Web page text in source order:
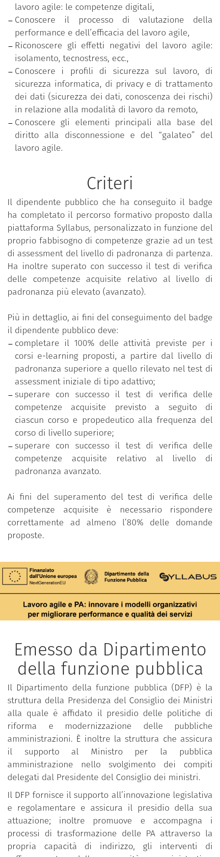
lavoro agile: le competenze digitali,
Conoscere il processo di valutazione della
performance e dell’efficacia del lavoro agile,
Riconoscere gli effetti negativi del lavoro agile:
isolamento, tecnostress, ecc.,
Conoscere i profili di sicurezza sul lavoro, di
sicurezza informatica, di privacy e di trattamento
dei dati (sicurezza dei dati, conoscenza dei rischi)
in relazione alla modalità di lavoro da remoto,
Conoscere gli elementi principali alla base del
diritto alla disconnessione e del “galateo” del
lavoro agile.
Criteri
Il dipendente pubblico che ha conseguito il badge
ha completato il percorso formativo proposto dalla
piattaforma Syllabus, personalizzato in funzione del
proprio fabbisogno di competenze grazie ad un test
di assessment del livello di padronanza di partenza.
Ha inoltre superato con successo il test di verifica
delle competenze acquisite relativo al livello di
padronanza più elevato (avanzato).
Più in dettaglio, ai fini del conseguimento del badge
il dipendente pubblico deve:
completare il 100% delle attività previste per i
corsi e-learning proposti, a partire dal livello di
padronanza superiore a quello rilevato nel test di
assessment iniziale di tipo adattivo;
superare con successo il test di verifica delle
competenze acquisite previsto a seguito di
ciascun corso e propedeutico alla frequenza del
corso di livello superiore;
superare con successo il test di verifica delle
competenze acquisite relativo al livello di
padronanza avanzato.
Ai fini del superamento del test di verifica delle
competenze acquisite è necessario rispondere
correttamente ad almeno l’80% delle domande
proposte.
Emesso da Dipartimento
della funzione pubblica
Il Dipartimento della funzione pubblica (DFP) è la
struttura della Presidenza del Consiglio dei Ministri
alla quale è affidato il presidio delle politiche di
riforma e modernizzazione delle pubbliche
amministrazioni. È inoltre la struttura che assicura
il supporto al Ministro per la pubblica
amministrazione nello svolgimento dei compiti
delegati dal Presidente del Consiglio dei ministri.
Il DFP fornisce il supporto all’innovazione legislativa
e regolamentare e assicura il presidio della sua
attuazione; inoltre promuove e accompagna i
processi di trasformazione delle PA attraverso la
propria capacità di indirizzo, gli interventi di